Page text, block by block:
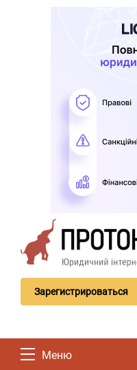
Зарегистрироваться
Меню